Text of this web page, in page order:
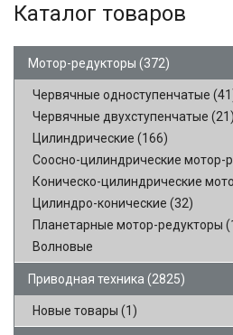
Каталог товаров
Мотор-редукторы (372)
Червячные одноступенчатые
Червячные двухступенчатые (21)
Цилиндрические (166)
Соосно-цилиндрические мотор-
Коническо-цилиндрические
Цилиндро-конические (32)
Планетарные мотор-редукторы
Волновые
Приводная техника (2825)
Новые товары (1)